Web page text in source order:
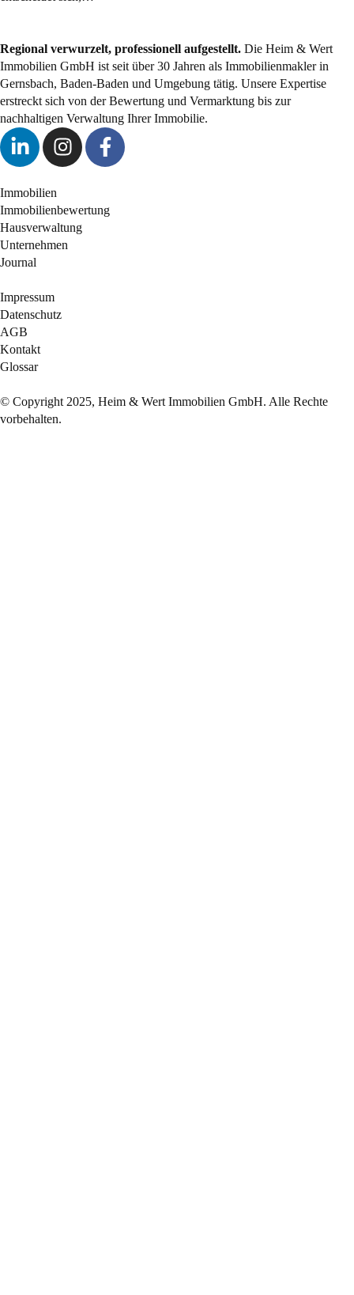
Regional verwurzelt, professionell aufgestellt. Die Heim & Wert
Immobilien GmbH ist seit über 30 Jahren als Immobilienmaklerin
Gernsbach, Baden-Baden und Umgebung tätig. Unsere Expertise
erstreckt sich von der Bewertung und Vermarktung bis zur
nachhaltigen Verwaltung Ihrer Immobilie.
Immobilien
Immobilienbewertung
Hausverwaltung
Unternehmen
Journal
Impressum
Datenschutz
AGB
Kontakt
Glossar
© Copyright 2025, Heim & Wert Immobilien GmbH. Alle Rechte
vorbehalten.